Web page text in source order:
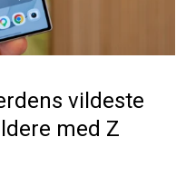
vildeste
med Z